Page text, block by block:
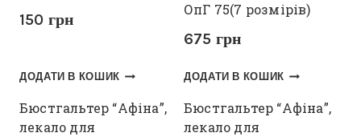
150 грн
ДОДАТИ В КОШИК
ОпГ 75(7 розмірів)
675 грн
ДОДАТИ В КОШИК
Бюстгальтер “Афіна”,
лекало для
Бюстгальтер “Афіна”,
лекало для